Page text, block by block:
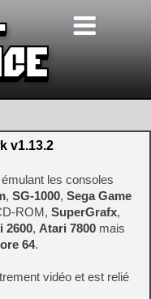
v1.13.2
les consoles
, SG-1000, Sega Game
ROM, SuperGrafx,
2600, Atari 7800 mais
64.
vidéo et est relié